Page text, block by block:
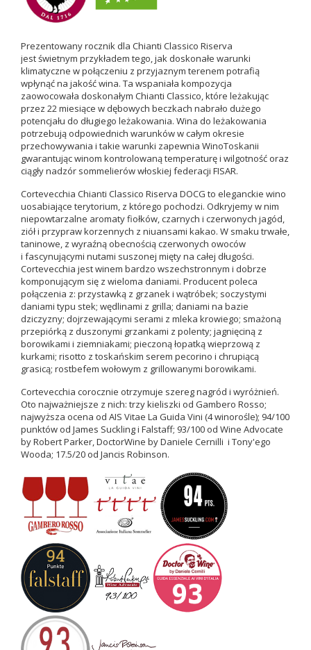
Prezentowany rocznik dla Chianti Classico Riserva
jest świetnym przykładem tego, jak doskonałe warunki
klimatyczne w połączeniu z przyjaznym terenem potrafią
wpłynąć na jakość wina. Ta wspaniała kompozycja
zaowocowała doskonałym Chianti Classico, które leżakując
przez 22 miesiące w dębowych beczkach nabrało dużego
potencjału do długiego leżakowania. Wina do leżakowania
potrzebują odpowiednich warunków w całym okresie
przechowywania i takie warunki zapewnia WinoToskanii
gwarantując winom kontrolowaną temperaturę i wilgotność oraz
ciągły nadzór sommelierów włoskiej federacji FISAR.
Cortevecchia Chianti Classico Riserva DOCG to eleganckie wino
uosabiające terytorium, z którego pochodzi. Odkryjemy w nim
niepowtarzalne aromaty fiołków, czarnych i czerwonych jagód,
ziół i przypraw korzennych z niuansami kakao. W smaku trwałe,
taninowe, z wyraźną obecnością czerwonych owoców
i fascynującymi nutami suszonej mięty na całej długości.
Cortevecchia jest winem bardzo wszechstronnym i dobrze
komponującym się z wieloma daniami. Producent poleca
połączenia z: przystawką z grzanek i wątróbek; soczystymi
daniami typu stek; wędlinami z grilla; daniami na bazie
dziczyzny; dojrzewającymi serami z mleka krowiego; smażoną
przepiórką z duszonymi grzankami z polenty; jagnięciną z
borowikami i ziemniakami; pieczoną łopatką wieprzową z
kurkami; risotto z toskańskim serem pecorino i chrupiącą
grasicą; rostbefem wołowym z grillowanymi borowikami.
Cortevecchia corocznie otrzymuje szereg nagród i wyróżnień.
Oto najważniejsze z nich: trzy kieliszki od Gambero Rosso;
najwyższa ocena od AIS Vitae La Guida Vini (4 winorośle); 94/100
punktów od James Suckling i Falstaff; 93/100 od Wine Advocate
by Robert Parker, DoctorWine by Daniele Cernilli i Tony'ego
Wooda; 17.5/20 od Jancis Robinson.